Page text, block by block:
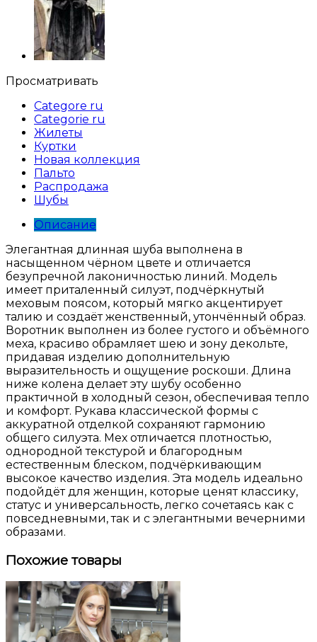
Просматривать
Categore ru
Categorie ru
Жилеты
Куртки
Новая коллекция
Пальто
Распродажа
Шубы
Описание
Элегантная длинная шуба выполнена в
насыщенном чёрном цвете и отличается
безупречной лаконичностью линий. Модель
имеет приталенный силуэт, подчёркнутый
меховым поясом, который мягко акцентирует
талию и создаёт женственный, утончённый образ.
Воротник выполнен из более густого и объёмного
меха, красиво обрамляет шею и зону декольте,
придавая изделию дополнительную
выразительность и ощущение роскоши. Длина
ниже колена делает эту шубу особенно
практичной в холодный сезон, обеспечивая тепло
и комфорт. Рукава классической формы с
аккуратной отделкой сохраняют гармонию
общего силуэта. Мех отличается плотностью,
однородной текстурой и благородным
естественным блеском, подчёркивающим
высокое качество изделия. Эта модель идеально
подойдёт для женщин, которые ценят классику,
статус и универсальность, легко сочетаясь как с
повседневными, так и с элегантными вечерними
образами.
Похожие товары